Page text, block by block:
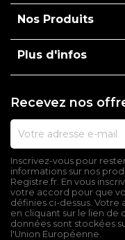
Nos Produits
Plus d'infos
Recevez nos
Inscrivez-vous pour
informations sur nos
Registre.fr. En vous
votre accord pour que
définies ci-dessus.
en cliquant sur le lien de
données sont stockées
l'Union Européenne.